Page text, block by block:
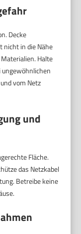
Decke
nicht in die Nähe
Halte
ungewöhnlichen
vom Netz
und
Fläche.
das Netzkabel
Betreibe keine